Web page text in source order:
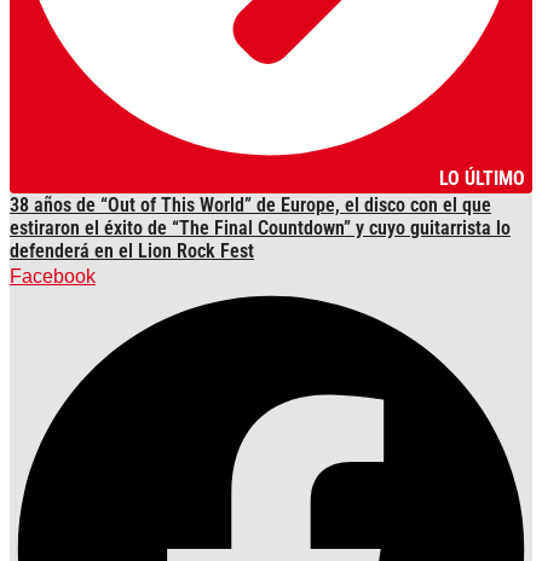
LO ÚLTIMO
38 años de “Out of This World” de Europe, el disco con el que
estiraron el éxito de “The Final Countdown” y cuyo guitarrista lo
defenderá en el Lion Rock Fest
Facebook